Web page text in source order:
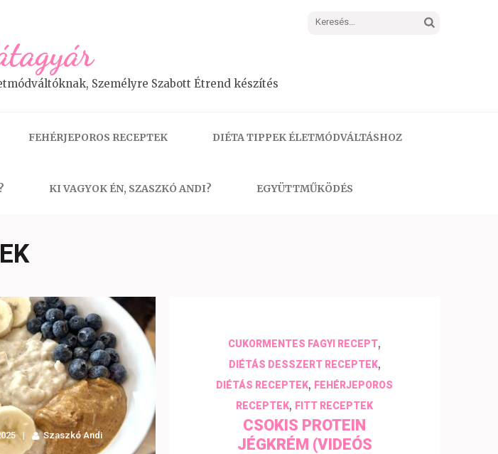
Keresés:
Személyre Szabott Étrend készítés
FEHÉRJEPOROS RECEPTEK DIÉTA TIPPEK ÉLETMÓDVÁLTÁSHOZ
KI VAGYOK ÉN, SZASZKÓ ANDI? EGYÜTTMŰKÖDÉS
Szaszkó Andi
CUKORMENTES FAGYI RECEPT,
DIÉTÁS DESSZERT RECEPTEK,
DIÉTÁS RECEPTEK, FEHÉRJEPOROS
RECEPTEK, FITT RECEPTEK
CSOKIS PROTEIN
JÉGKRÉM (VIDEÓS